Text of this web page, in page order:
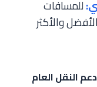
للمسافات
والأكثر
النقل العام